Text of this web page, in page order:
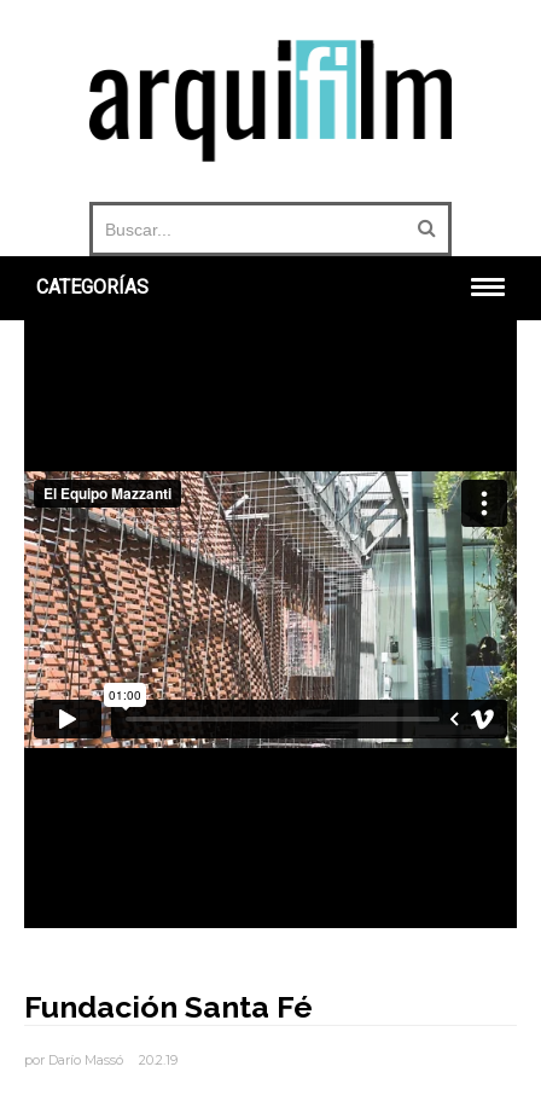
CATEGORÍAS
DOCUMENTALES
360°
OTROS
AUTORES
BLOG
Fundación Santa Fé
por Darío Massó 20.2.19